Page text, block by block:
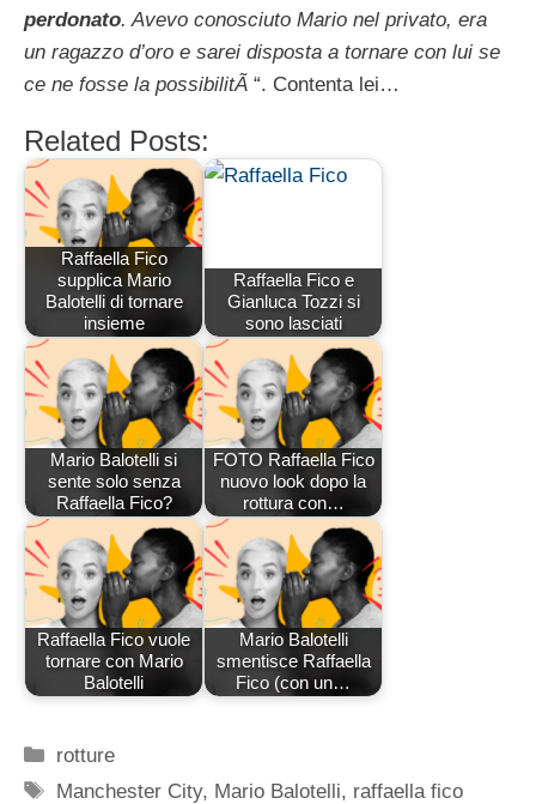
perdonato. Avevo conosciuto Mario nel privato, era
un ragazzo d’oro e sarei disposta a tornare con lui se
ce ne fosse la possibilitÃ “. Contenta lei…
Related Posts:
Raffaella Fico
supplica Mario
Balotelli di tornare
insieme
Raffaella Fico e
Gianluca Tozzi si
sono lasciati
Mario Balotelli si
sente solo senza
Raffaella Fico?
FOTO Raffaella Fico
nuovo look dopo la
rottura con…
Raffaella Fico vuole
tornare con Mario
Balotelli
Mario Balotelli
smentisce Raffaella
Fico (con un…
Categorie
rotture
Tag
Manchester City, Mario Balotelli, raffaella fico